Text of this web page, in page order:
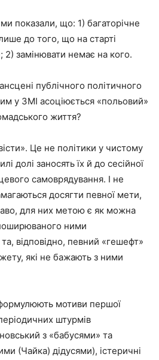
показали, що: 1) багаторічне
до того, що на старті
2) замінювати немає на кого.
публічного політичного
у ЗМІ асоціюється «польовий»
життя?
Це не політики у чистому
долі заносять їх й до сесійної
самоврядування. І не
досягти певної мети,
для них метою є як можна
ними
відповідно, певний «гешефт»
які не бажають з ними
формулюють мотиви першої
штурмів
з «бабусями» та
(Чайка) дідусями), істеричні